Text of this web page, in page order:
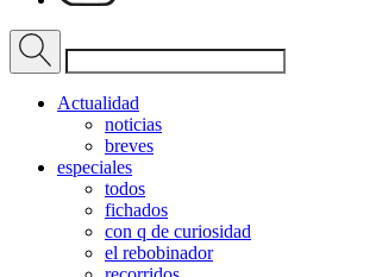
Actualidad
noticias
breves
especiales
todos
fichados
con q de curiosidad
el rebobinador